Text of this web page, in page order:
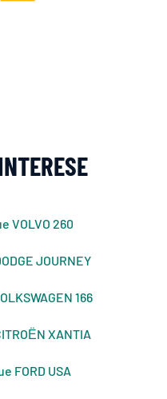
VOLVO 260
JOURNEY
166
XANTIA
FORD USA